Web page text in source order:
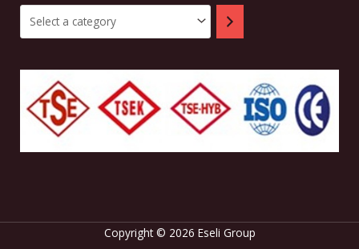
Copyright © 2026 Eseli Group